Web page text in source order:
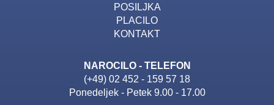
POSILJKA
PLACILO
KONTAKT
NAROCILO - TELEFON
(+49) 02 452 - 159 57 18
Ponedeljek - Petek 9.00 - 17.00